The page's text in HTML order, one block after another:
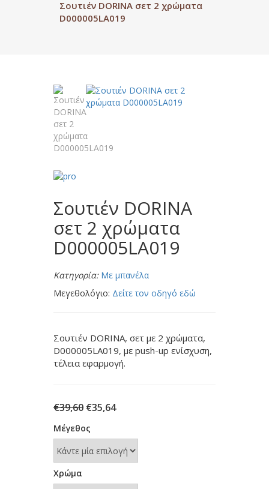
Σουτιέν DORINA σετ 2 χρώματα
D000005LA019
Σουτιέν DORINA
σετ 2 χρώματα
D000005LA019
Κατηγορία: Με μπανέλα
Μεγεθολόγιο: Δείτε τον οδηγό εδώ
Σουτιέν DORINA, σετ με 2 χρώματα,
D000005LA019, με push-up ενίσχυση,
τέλεια εφαρμογή.
€39,60 Original
was:
€39,60.
€35,64Η
τιμή
είναι:
€35,64.
Μέγεθος
Χρώμα